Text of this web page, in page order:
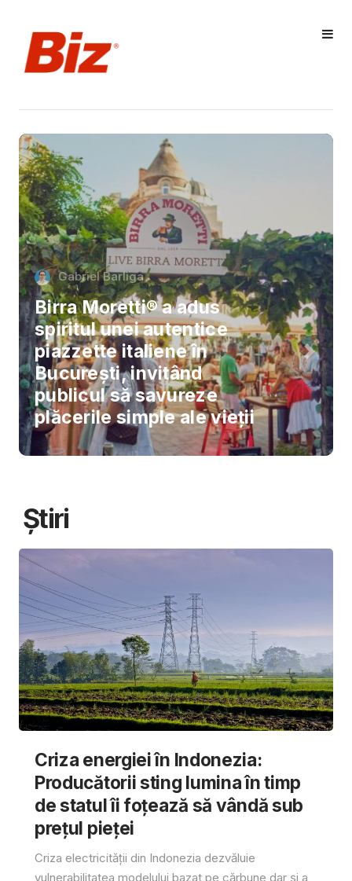
Gabriel Barliga
Birra Moretti® a adus
spiritul unei autentice
piazzette italiene în
București, invitând
publicul să savureze
plăcerile simple ale vieții
Știri
Criza energiei în Indonezia:
Producătorii sting lumina în timp
de statul îi foțează să vândă sub
prețul pieței
Criza electricității din Indonezia dezvăluie
vulnerabilitatea modelului bazat pe cărbune dar și a